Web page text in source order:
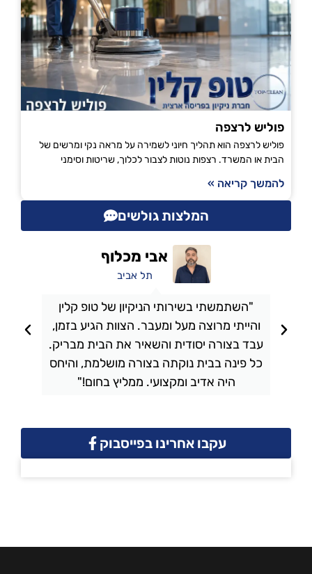
פוליש לרצפה
פוליש לרצפה הוא תהליך חיוני לשמירה על מראה נקי ומרשים של
הבית או המשרד. רצפות נוטות לצבור לכלוך, שריטות וסימני
להמשך קריאה »
המלצות גולשים
"השתמשתי בשירותי הניקיון של טופ קלין
והייתי מרוצה מעל ומעבר. הצוות הגיע בזמן,
עבד בצורה יסודית והשאיר את הבית מבריק.
כל פינה בבית נוקתה בצורה מושלמת, והיחס
היה אדיב ומקצועי. ממליץ בחום!"
אבי מכלוף
תל אביב
עקבו אחרינו בפייסבוק